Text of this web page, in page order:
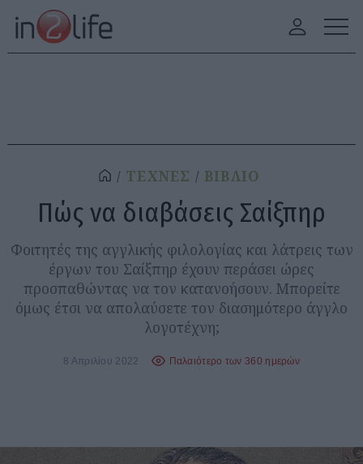
ΤΕΧΝΕΣ ΒΙΒΛΙΟ
Πώς να διαβάσεις Σαίξπηρ
Φοιτητές της αγγλικής φιλολογίας και λάτρεις των
έργων του Σαίξπηρ έχουν περάσει ώρες
προσπαθώντας να τον κατανοήσουν. Μπορείτε
όμως έτσι να απολαύσετε τον διασημότερο άγγλο
λογοτέχνη;
8 Απριλίου 2022 Παλαιότερο των 360 ημερών